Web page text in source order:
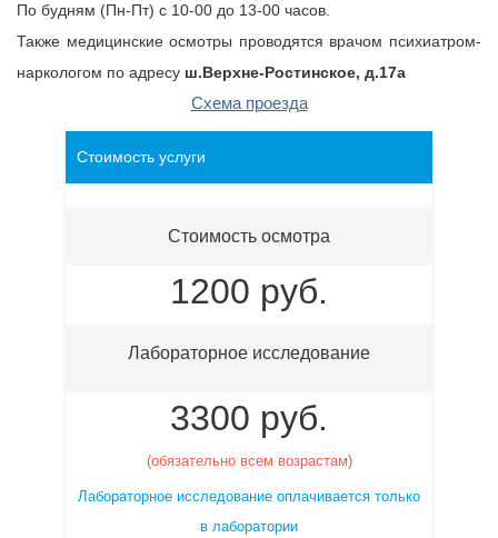
По будням (Пн-Пт) с 10-00 до 13-00 часов.
Также медицинские осмотры проводятся врачом психиатром-
наркологом по адресу ш.Верхне-Ростинское, д.17а
Схема проезда
Стоимость услуги
Стоимость осмотра
1200 руб.
Лабораторное исследование
3300 руб.
(обязательно всем возрастам)
Лабораторное исследование оплачивается только
в лаборатории